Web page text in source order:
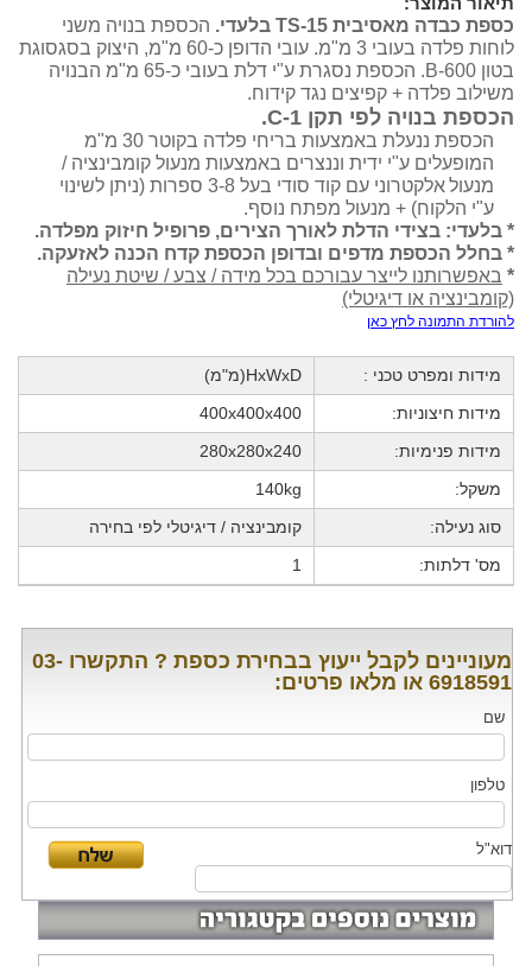
כספת כבדה מאסיבית TS-15 בלעדי.
הכספת בנויה משני
לוחות פלדה בעובי 3 מ"מ. עובי הדופן כ-60 מ"מ, היצוק בסגסוגת
בטון B-600. הכספת נסגרת ע"י דלת בעובי כ-65 מ"מ הבנויה
משילוב פלדה + קפיצים נגד קידוח.
הכספת בנויה לפי תקן C-1.
הכספת ננעלת באמצעות בריחי פלדה בקוטר 30 מ"מ
המופעלים ע"י ידית וננצרים באמצעות מנעול קומבינציה /
מנעול
אלקטרוני עם קוד סודי בעל 3-8 ספרות (ניתן לשינוי
ע"י הלקוח) + מנעול מפתח נוסף.
* בלעדי: בצידי הדלת לאורך הצירים, פרופיל חיזוק מפלדה.
* בחלל הכספת מדפים ובדופן הכספת קדח הכנה לאזעקה.
* באפשרותנו לייצר עבורכם בכל מידה / צבע / שיטת נעילה
(קומבינציה או דיגיטלי)
להורדת התמונה לחץ כאן
מידות ומפרט טכני :
HxWxD(מ"מ)
מידות חיצוניות:
400x400x400
מידות פנימיות:
280x280x240
משקל:
140kg
סוג נעילה:
קומבינציה / דיגיטלי לפי בחירה
מס' דלתות:
1
מעוניינים לקבל ייעוץ בבחירת כספת ? התקשרו 03-
6918591 או מלאו פרטים:
שם
טלפון
דוא"ל